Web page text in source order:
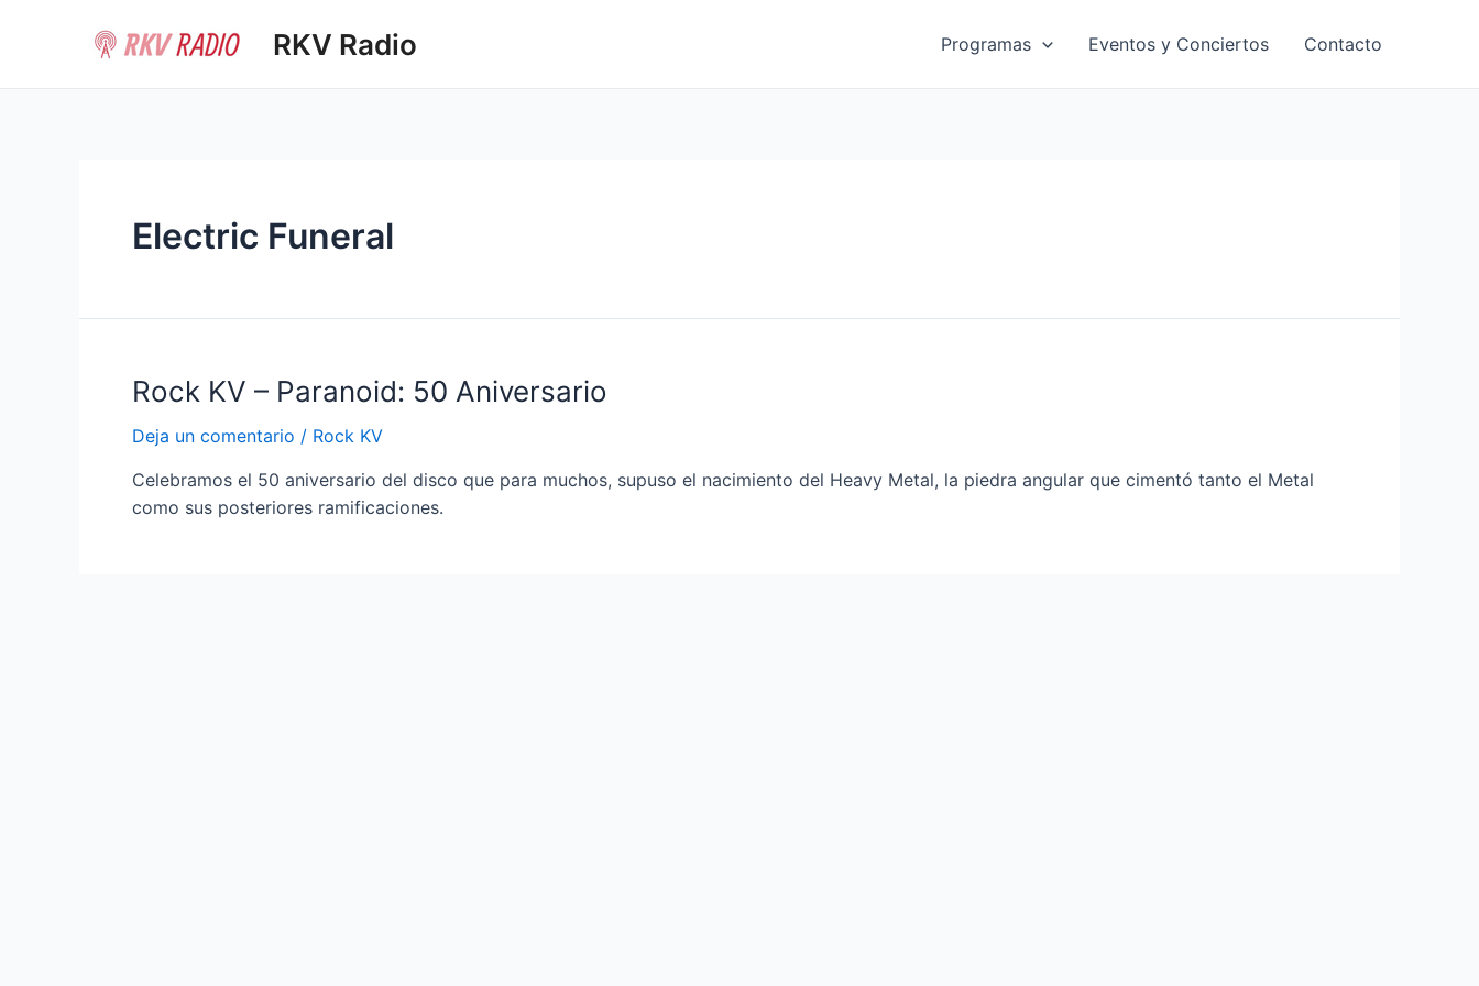
RKV Radio Programas Eventos y Conciertos Contacto
Electric Funeral
Rock KV – Paranoid: 50 Aniversario
Deja un comentario / Rock KV
Celebramos el 50 aniversario del disco que para muchos, supuso el nacimiento del Heavy Metal, la piedra angular que cimentó tanto el Metal
como sus posteriores ramificaciones.